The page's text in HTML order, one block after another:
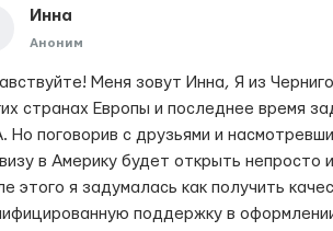
Инна
Аноним
Меня зовут Инна, Я из
странах Европы и последнее время
Но поговорив с друзьями и
в Америку будет открыть непросто
этого я задумалась как получить
поддержку в